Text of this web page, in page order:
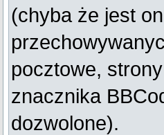
(chyba że jest
pocztowe,
znacznika
dozwolone).